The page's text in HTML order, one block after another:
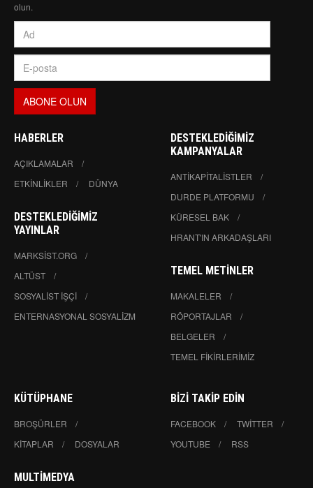
olun.
HABERLER
AÇIKLAMALAR
ETKINLIKLER
DÜNYA
DESTEKLEDIĞIMIZ
YAYINLAR
MARKSIST.ORG
ALTÜST
SOSYALIST İŞÇI
ENTERNASYONAL SOSYALIZM
DESTEKLEDIĞIMIZ
KAMPANYALAR
ANTIKAPITALISTLER
DURDE PLATFORMU
KÜRESEL BAK
HRANT'IN ARKADAŞLARI
TEMEL METINLER
MAKALELER
RÖPORTAJLAR
BELGELER
TEMEL FIKIRLERIMIZ
KÜTÜPHANE
BROŞÜRLER
KITAPLAR
DOSYALAR
MULTIMEDYA
BIZI TAKIP EDIN
FACEBOOK
TWITTER
YOUTUBE
RSS